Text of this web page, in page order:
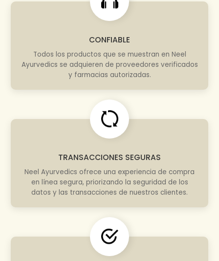
CONFIABLE
Todos los productos que se muestran en Neel
Ayurvedics se adquieren de proveedores verificados
y farmacias autorizadas.
TRANSACCIONES SEGURAS
Neel Ayurvedics ofrece una experiencia de compra
en línea segura, priorizando la seguridad de los
datos y las transacciones de nuestros clientes.